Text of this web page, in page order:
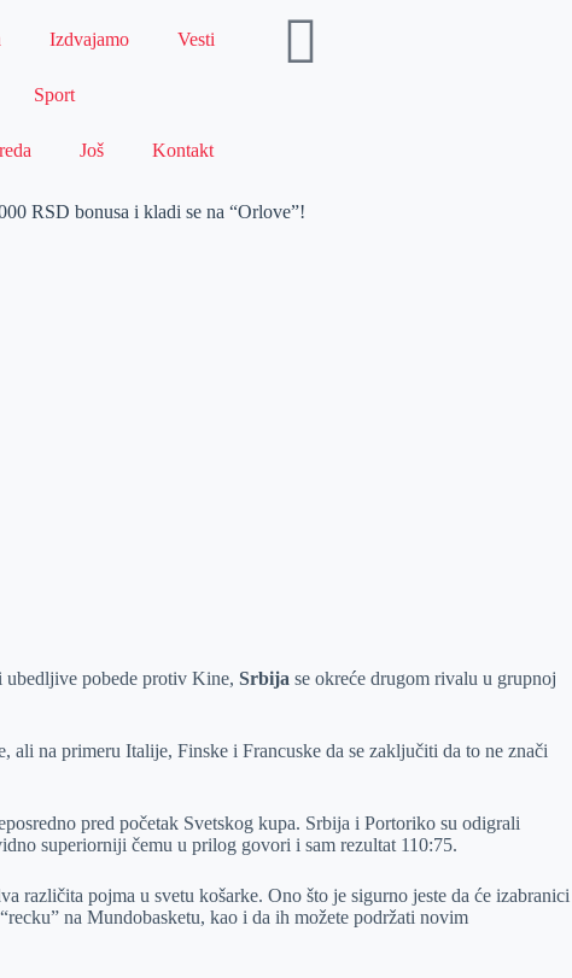
Izdvajamo Vesti
Sport
Još Kontakt
RSD bonusa i kladi se na “Orlove”!
ubedljive pobede protiv Kine,Srbija se okreće drugom rivalu u grupnoj
ali na primeru Italije, Finske i Francuske da se zaključiti da to ne znači
pred početak Svetskog kupa. Srbija i Portoriko su odigrali
superiorniji čemu u prilog govori i sam rezultat 110:75.
različita pojma u svetu košarke. Ono što je sigurno jeste da će izabranici
na Mundobasketu, kao i da ih možete podržati novim